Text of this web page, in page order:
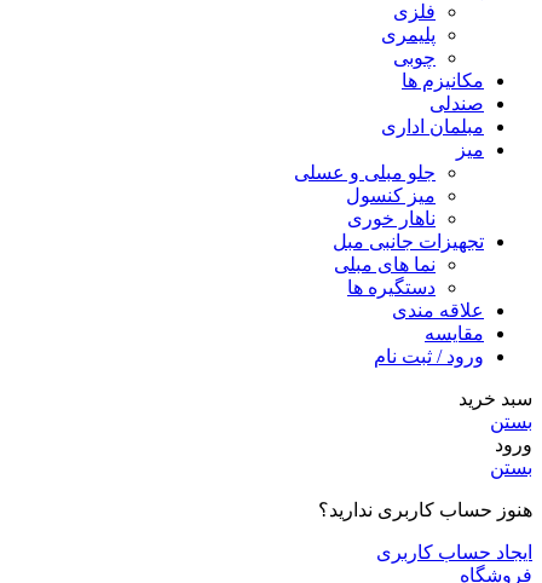
فلزی
پلیمری
چوبی
مکانیزم ها
صندلی
مبلمان اداری
میز
جلو مبلی و عسلی
میز کنسول
ناهار خوری
تجهیزات جانبی مبل
نما های مبلی
دستگیره ها
علاقه مندی
مقایسه
ورود / ثبت نام
سبد خرید
بستن
ورود
بستن
هنوز حساب کاربری ندارید؟
ایجاد حساب کاربری
فروشگاه